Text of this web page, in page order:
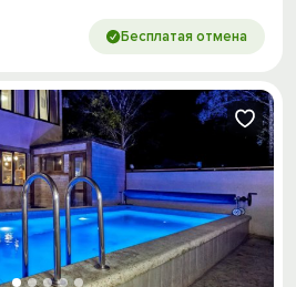
Бесплатая отмена